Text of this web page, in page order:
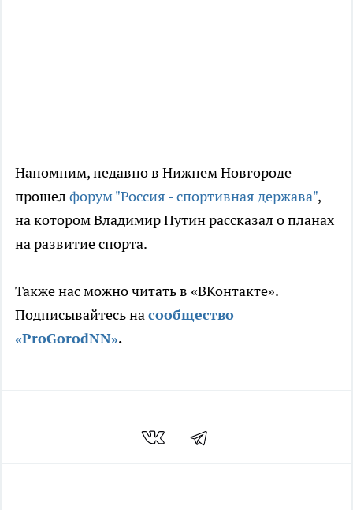
Напомним, недавно в Нижнем Новгороде
прошел форум "Россия - спортивная держава",
на котором Владимир Путин рассказал о планах
на развитие спорта.
Также нас можно читать в «ВКонтакте».
Подписывайтесь насообщество
«ProGorodNN».